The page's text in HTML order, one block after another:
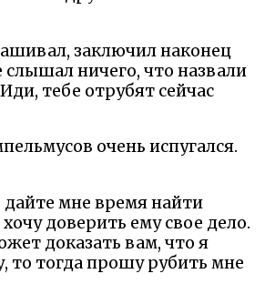
заключил наконец
слышал ничего, что назвали
тебе отрубят сейчас
очень испугался.
мне время найти
доверить ему свое дело.
доказать вам, что я
то тогда прошу рубить мне